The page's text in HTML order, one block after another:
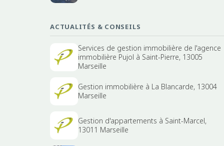
ACTUALITÉS & CONSEILS
Services de gestion immobilière de l'agence
immobilière Pujol à Saint-Pierre, 13005
Marseille
Gestion immobilière à La Blancarde, 13004
Marseille
Gestion d'appartements à Saint-Marcel,
13011 Marseille